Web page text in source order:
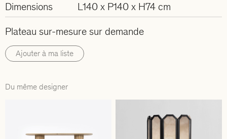
Dimensions
L140 x P140 x H74 cm
Plateau sur-mesure sur demande
Ajouter à ma liste
Du même designer